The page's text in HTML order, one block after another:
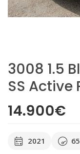
3008 1.5
SS Active
14.900€
2021